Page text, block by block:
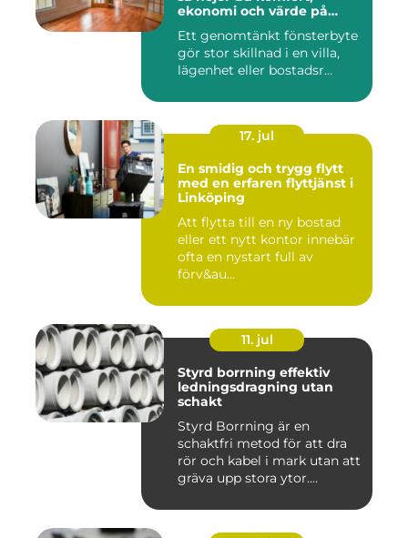
ekonomi och värde på
Ett genomtänkt fönsterbyte
gör stor skillnad i en villa,
lägenhet eller bostadsr...
17. jul
En smidig och trygg flytt
med en erfaren flyttjänst i
Linköping
Att flytta till en ny bostad
eller ett nytt kontor innebär
ofta en nystart full av
förv&au...
11. jul
Styrd borrning effektiv
ledningsdragning utan
schakt
Styrd Borrning är en
schaktfri metod för att dra
rör och kabel i mark utan att
gräva upp stora ytor....